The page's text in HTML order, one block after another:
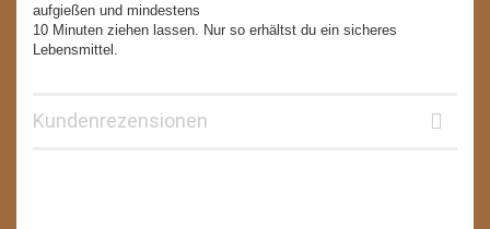
aufgießen und mindestens
10 Minuten ziehen lassen. Nur so erhältst du ein sicheres
Lebensmittel.
Kundenrezensionen